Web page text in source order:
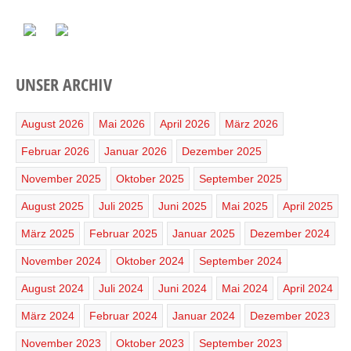
UNSER ARCHIV
August 2026 Mai 2026 April 2026 März 2026
Februar 2026 Januar 2026 Dezember 2025
November 2025 Oktober 2025 September 2025
August 2025 Juli 2025 Juni 2025 Mai 2025 April 2025
März 2025 Februar 2025 Januar 2025 Dezember 2024
November 2024 Oktober 2024 September 2024
August 2024 Juli 2024 Juni 2024 Mai 2024 April 2024
März 2024 Februar 2024 Januar 2024 Dezember 2023
November 2023 Oktober 2023 September 2023